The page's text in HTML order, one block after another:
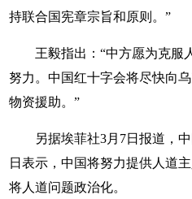
持联合国宪章宗旨和原则。”
王毅指出：“中方愿为克服
努力。中国红十字会将尽快向
物资援助。”
另据埃菲社3月7日报道，
日表示，中国将努力提供人道
将人道问题政治化。